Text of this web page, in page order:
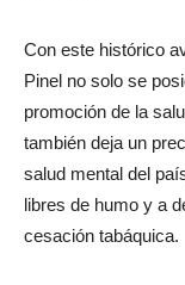
Con este histórico
Pinel no solo se
promoción de la
también deja un
salud mental del
libres de humo y a
cesación tabáquica.